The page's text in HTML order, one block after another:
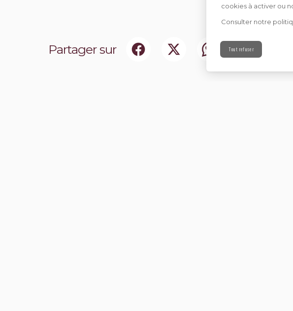
Partager sur
cookies à activer ou
Consulter notre
Tout refuser